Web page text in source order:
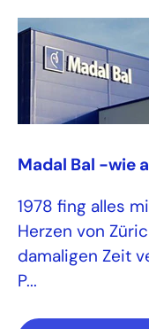
Madal Bal -wie
1978 fing alles
Herzen von
damaligen Zeit
P...